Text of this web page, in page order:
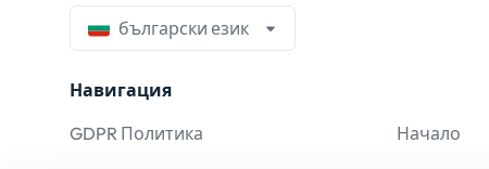
български език
Навигация
Начало
GDPR Политика